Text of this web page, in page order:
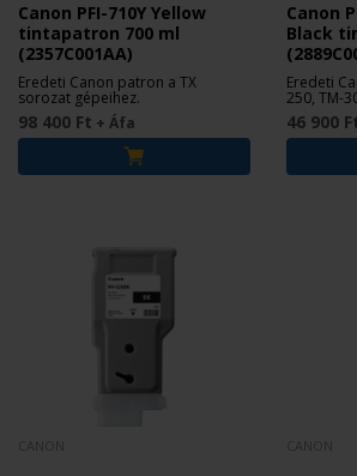
Canon PFI-710Y Yellow
tintapatron 700 ml
(2357C001AA)
Eredeti Canon patron a TX
sorozat gépeihez.
98 400 Ft + Áfa
Canon
Black
Eredeti
250, TM-
46 900